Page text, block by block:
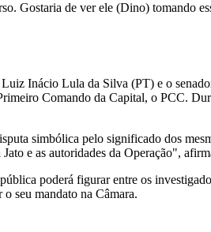
Gostaria de ver ele (Dino) tomando
Inácio Lula da Silva (PT) e o
Comando da Capital, o PCC.
simbólica pelo significado dos
e as autoridades da Operação",
poderá figurar entre os
seu mandato na Câmara.